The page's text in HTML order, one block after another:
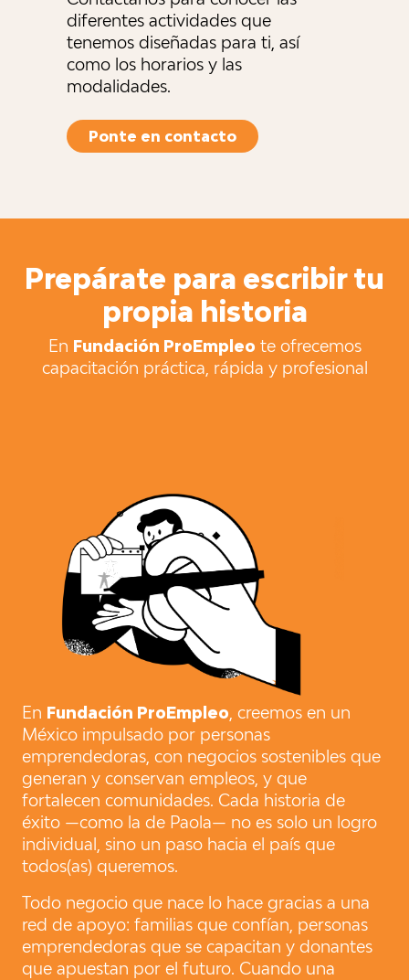
diferentes actividades que
tenemos diseñadas para ti, así
como los horarios y las
modalidades.
Ponte en contacto
Prepárate para escribir tu
propia historia
En Fundación ProEmpleo te ofrecemos
capacitación práctica, rápida y profesional
En Fundación ProEmpleo , creemos en un
México impulsado por personas
emprendedoras, con negocios sostenibles que
generan y conservan empleos, y que
fortalecen comunidades. Cada historia de
éxito —como la de Paola— no es solo un logro
individual, sino un paso hacia el país que
todos(as) queremos.
Todo negocio que nace lo hace gracias a una
red de apoyo: familias que confían, personas
emprendedoras que se capacitan y donantes
que apuestan por el futuro. Cuando una